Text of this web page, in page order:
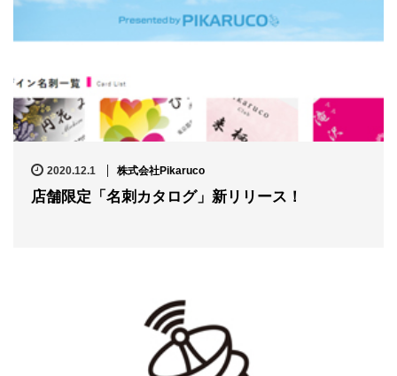
2020.12.1 株式会社Pikaruco
店舗限定「名刺カタログ」新リリース！